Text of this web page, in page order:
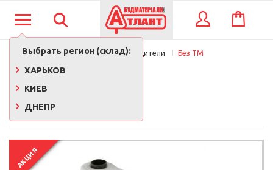
Выбрать регион (склад):
ХАРЬКОВ
КИЕВ
ДНЕПР
КОРЗИНА
Главная Производители Без ТМ
БЕЗ ТМ
АКЦИЯ